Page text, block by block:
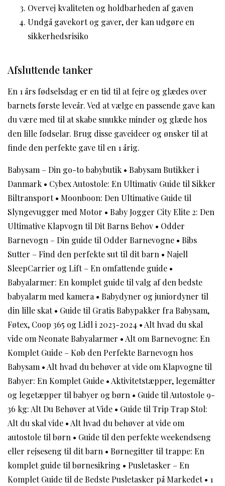
Overvej kvaliteten og holdbarheden af gaven
Undgå gavekort og gaver, der kan udgøre en
sikkerhedsrisiko
Afsluttende tanker
En 1 års fødselsdag er en tid til at fejre og glædes over
barnets første leveår. Ved at vælge en passende gave kan
du være med til at skabe smukke minder og glæde hos
den lille fødselar. Brug disse gaveideer og ønsker til at
finde den perfekte gave til en 1 årig.
Babysam – Din go-to babybutik • Babysam Butikker i
Danmark • Cybex Autostole: En Ultimativ Guide til Sikker
Biltransport• Moonboon: Den Ultimative Guide til
Slyngevugger med Motor • Baby Jogger City Elite 2: Den
Ultimative Klapvogn til Dit Barns Behov • Odder
Barnevogn – Din guide til Odder Barnevogne • Bibs
Sutter – Find den perfekte sut til dit barn • Najell
SleepCarrier og Lift – En omfattende guide •
Babyalarmer: En komplet guide til valg af den bedste
babyalarm med kamera • Babydyner og juniordyner til
din lille skat• Guide til Gratis Babypakker fra Babysam,
Føtex, Coop 365 og Lidl i 2023-2024 • Alt hvad du skal
vide om Neonate Babyalarmer • Alt om Barnevogne: En
Komplet Guide – Køb den Perfekte Barnevogn hos
Babysam • Alt hvad du behøver at vide om Klapvogne til
Babyer: En Komplet Guide • Aktivitetstæpper, legemåtter
og legetæpper til babyer og børn • Guide til Autostole 9-
36 kg: Alt Du Behøver at Vide • Guide til Trip Trap Stol:
Alt du skal vide • Alt hvad du behøver at vide om
autostole til børn • Guide til den perfekte weekendseng
eller rejseseng til dit barn • Børnegitter til trappe: En
komplet guide til børnesikring • Pusletasker – En
Komplet Guide til de Bedste Pusletasker på Markedet• 1